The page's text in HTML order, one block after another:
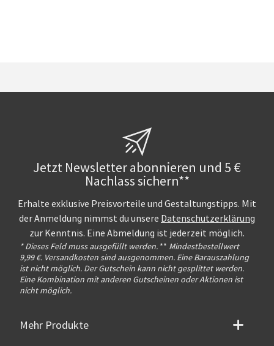
Jetzt Newsletter abonnieren und 5 €
Nachlass sichern**
Erhalte exklusive Preisvorteile und Gestaltungstipps. Mit
der Anmeldung nimmst du unsere Datenschutzerklärung
zur Kenntnis. Eine Abmeldung ist jederzeit möglich.
* Dieses Feld muss ausgefüllt werden. ** Mindestbestellwert
9,99 €. Versandkosten sind ausgenommen. Eine Barauszahlung
ist nicht möglich. Der Gutschein kann nicht gesplittet werden.
Eine Kombination mit anderen Gutscheinen oder Aktionen ist
nicht möglich.
Mehr Produkte